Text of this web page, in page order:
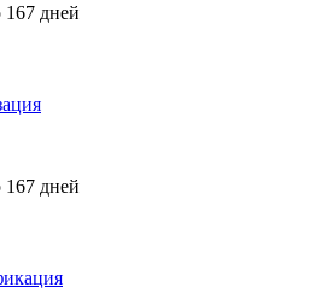
167 дней
167 дней